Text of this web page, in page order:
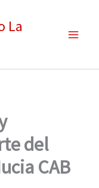
La
del
CAB